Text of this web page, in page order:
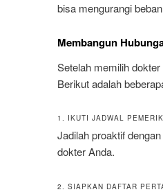
bisa mengurangi
Membangun
Setelah memilih
Berikut adalah
1. IKUTI JADWAL
Jadilah proaktif
dokter Anda.
2. SIAPKAN DAFTAR